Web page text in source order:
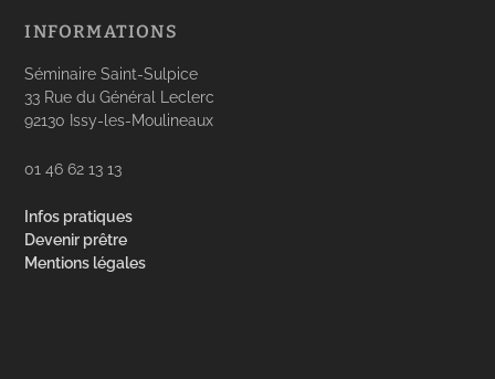
INFORMATIONS
Séminaire Saint-Sulpice
33 Rue du Général Leclerc
92130 Issy-les-Moulineaux
01 46 62 13 13
Infos pratiques
Devenir prêtre
Mentions légales